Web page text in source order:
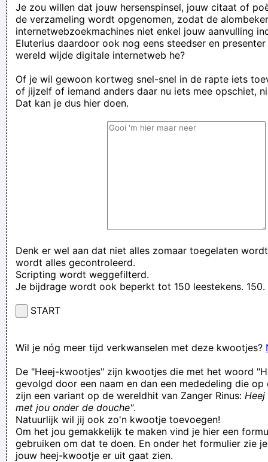
Je zou willen dat jouw hersenspinsel, jouw citaat of
de verzameling wordt opgenomen, zodat de
internetwebzoekmachines niet enkel jouw aanvulling
Eluterius daardoor ook nog eens steedser en
wereld wijde digitale internetweb he?
Of je wil gewoon kortweg snel-snel in de rapte iets
of jijzelf of iemand anders daar nu iets mee opschiet,
Dat kan je dus hier doen.
Denk er wel aan dat niet alles zomaar toegelaten
wordt alles gecontroleerd.
Scripting wordt weggefilterd.
Je bijdrage wordt ook beperkt tot 150 leestekens. 150.
START
Wil je nóg meer tijd verkwanselen met deze kwootjes?
De "Heej-kwootjes" zijn kwootjes die met het woord
gevolgd door een naam en dan een mededeling die op
zijn een variant op de wereldhit van Zanger Rinus:
met jou onder de douche".
Natuurlijk wil jij ook zo'n kwootje toevoegen!
Om het jou gemakkelijk te maken vind je hier een
gebruiken om dat te doen. En onder het formulier zie
jouw heej-kwootje er uit gaat zien.